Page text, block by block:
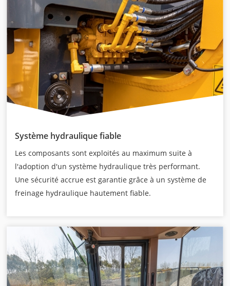
Système hydraulique fiable
Les composants sont exploités au maximum suite à
l'adoption d'un système hydraulique très performant.
Une sécurité accrue est garantie grâce à un système de
freinage hydraulique hautement fiable.